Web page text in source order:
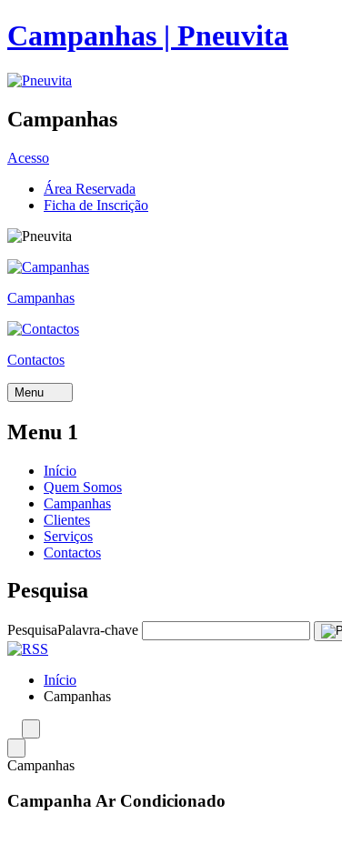
Campanhas | Pneuvita
Campanhas
Acesso
Área Reservada
Ficha de Inscrição
Campanhas
Contactos
Menu
Menu 1
Início
Quem Somos
Campanhas
Clientes
Serviços
Contactos
Pesquisa
PesquisaPalavra-chave
Início
Campanhas
Campanhas
Campanha Ar Condicionado